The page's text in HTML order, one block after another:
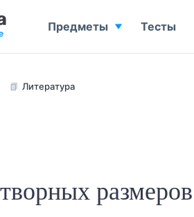
📗 Литература
размеров
Предметы Тесты